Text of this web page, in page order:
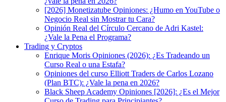
[2026] Monetizatube Opiniones: ¿Humo en YouTube o
Negocio Real sin Mostrar tu Cara?
Opinión Real del Círculo Cercano de Adri Kastel:
¿Vale la Pena el Programa?
Trading y Cryptos
Enrique Moris Opiniones (2026): ¿Es Tradeando un
Curso Real o una Estafa?
Opiniones del curso Elliott Traders de Carlos Lozano
(Plan BTC): ¿Vale la pena en 2026?
Black Sheep Academy Opiniones [2026]: ¿Es el Mejor